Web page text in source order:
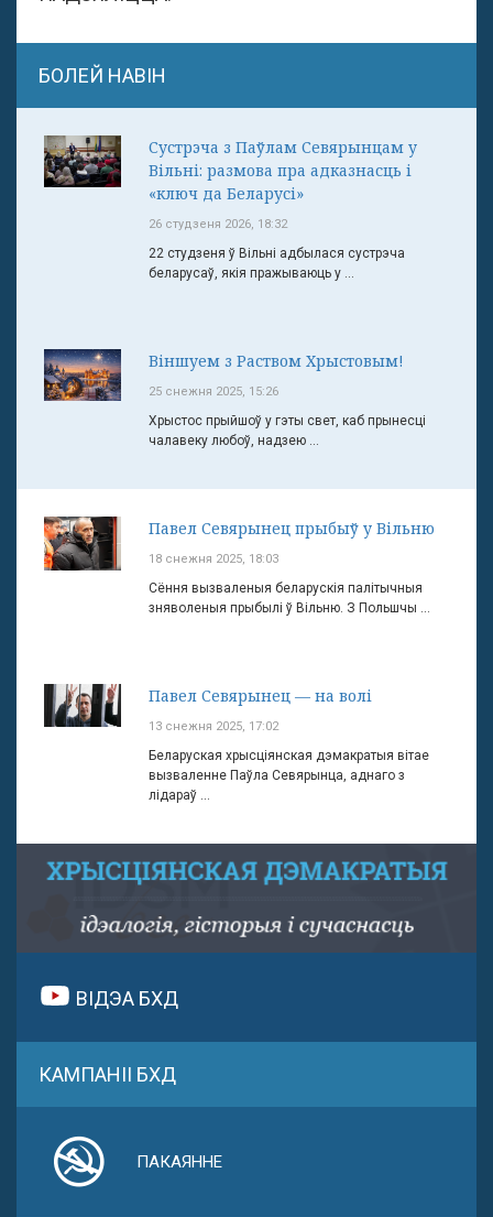
БОЛЕЙ НАВІН
Сустрэча з Паўлам Севярынцам у
Вільні: размова пра адказнасць і
«ключ да Беларусі»
26 студзеня 2026, 18:32
22 студзеня ў Вільні адбылася сустрэча
беларусаў, якія пражываюць у ...
Віншуем з Раством Хрыстовым!
25 снежня 2025, 15:26
Хрыстос прыйшоў у гэты свет, каб прынесці
чалавеку любоў, надзею ...
Павел Севярынец прыбыў у Вільню
18 снежня 2025, 18:03
Сёння вызваленыя беларускія палітычныя
зняволеныя прыбылі ў Вільню. З Польшчы ...
Павел Севярынец — на волі
13 снежня 2025, 17:02
Беларуская хрысціянская дэмакратыя вітае
вызваленне Паўла Севярынца, аднаго з
лідараў ...
ВІДЭА БХД
КАМПАНІІ БХД
ПАКАЯННЕ